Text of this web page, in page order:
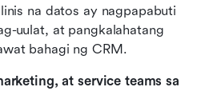
na datos ay nagpapabuti
uulat, at pangkalahatang
bahagi ng CRM.
at service teams sa